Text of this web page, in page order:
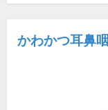
かわかつ耳鼻